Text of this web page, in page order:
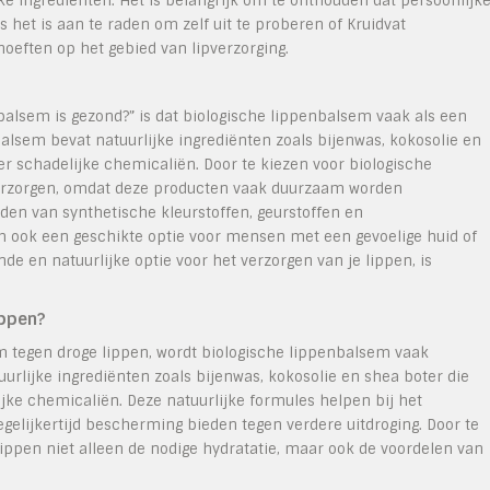
is aan te raden om zelf uit te proberen of Kruidvat
op het gebied van lipverzorging.
is gezond?” is dat biologische lippenbalsem vaak als een
bevat natuurlijke ingrediënten zoals bijenwas, kokosolie en
schadelijke chemicaliën. Door te kiezen voor biologische
omdat deze producten vaak duurzaam worden
van synthetische kleurstoffen, geurstoffen en
een geschikte optie voor mensen met een gevoelige huid of
en natuurlijke optie voor het verzorgen van je lippen, is
droge lippen, wordt biologische lippenbalsem vaak
ingrediënten zoals bijenwas, kokosolie en shea boter die
chemicaliën. Deze natuurlijke formules helpen bij het
bescherming bieden tegen verdere uitdroging. Door te
niet alleen de nodige hydratatie, maar ook de voordelen van